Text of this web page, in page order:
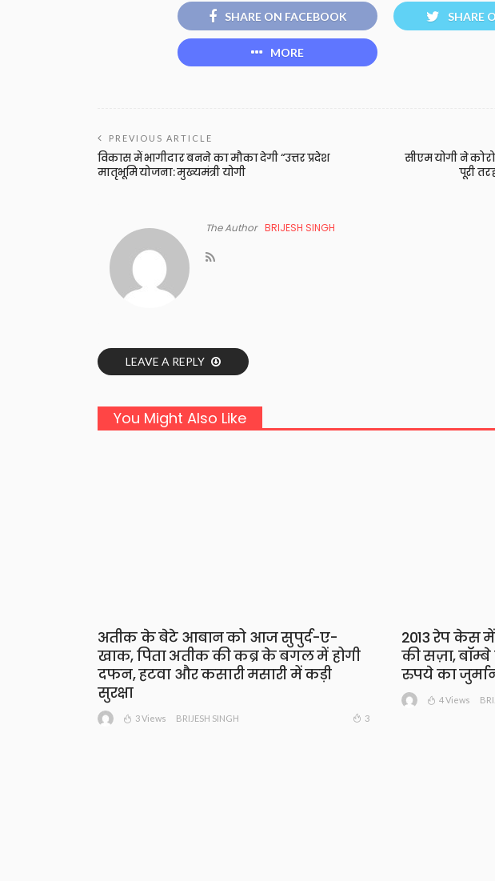
SHARE ON FACEBOOK SHARE
MORE
PREVIOUS ARTICLE
विकास में भागीदार बनने का मौका देगी “उत्तर प्रदेश
मातृभूमि योजना: मुख्यमंत्री योगी
सीएम योगी ने
पूरी
The Author BRIJESH SINGH
LEAVE A REPLY
You Might Also Like
अतीक के बेटे आबान को आज सुपुर्द-ए-
खाक, पिता अतीक की कब्र के बगल में होगी
दफन, हटवा और कसारी मसारी में कड़ी
सुरक्षा
3 Views BRIJESH SINGH 3
2013 रेप केस
की सज़ा, बॉम्बे
रुपये का
4 Views